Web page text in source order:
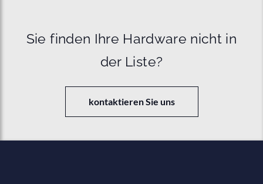
Sie finden Ihre Hardware nicht in
der Liste?
kontaktieren Sie uns